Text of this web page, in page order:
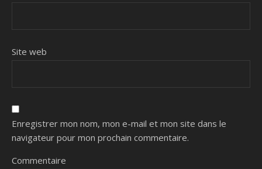
Site web
Enregistrer mon nom, mon e-mail et mon site dans le
navigateur pour mon prochain commentaire.
Commentaire